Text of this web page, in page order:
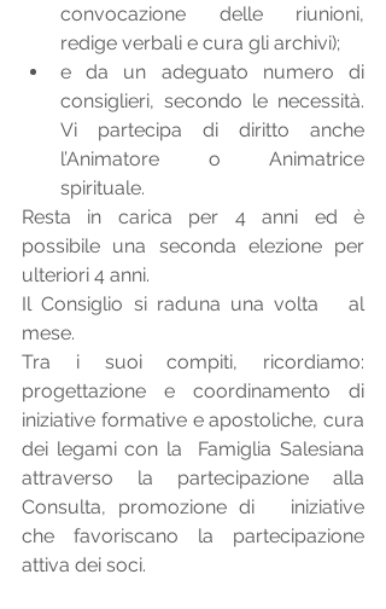
convocazione delle riunioni,
redige verbali e cura gli archivi);
e da un adeguato numero di
consiglieri, secondo le necessità.
Vi partecipa di diritto anche
l’Animatore o Animatrice
spirituale.
Resta in carica per 4 anni ed è
possibile una seconda elezione per
ulteriori 4 anni.
Il Consiglio si raduna una volta   al
mese.
Tra i suoi compiti, ricordiamo:
progettazione e coordinamento di
iniziative formative e apostoliche, cura
dei legami con la  Famiglia Salesiana
attraverso la partecipazione alla
Consulta, promozione di   iniziative
che favoriscano la partecipazione
attiva dei soci.